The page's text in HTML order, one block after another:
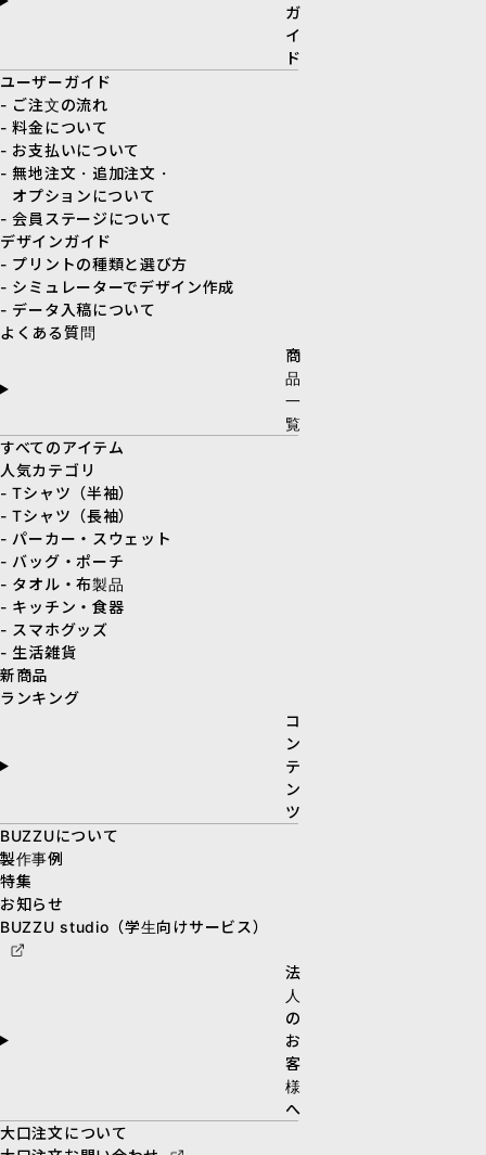
ガ
イ
ド
ユーザーガイド
- ご注文の流れ
- 料金について
- お支払いについて
- 無地注文・追加注文・
オプションについて
- 会員ステージについて
デザインガイド
- プリントの種類と選び方
- シミュレーターでデザイン作成
- データ入稿について
よくある質問
商
品
一
覧
すべてのアイテム
人気カテゴリ
- Tシャツ（半袖）
- Tシャツ（長袖）
- パーカー・スウェット
- バッグ・ポーチ
- タオル・布製品
- キッチン・食器
- スマホグッズ
- 生活雑貨
新商品
ランキング
コ
ン
テ
ン
ツ
BUZZUについて
製作事例
特集
お知らせ
BUZZU studio（学生向けサービス）
法
人
の
お
客
様
へ
大口注文について